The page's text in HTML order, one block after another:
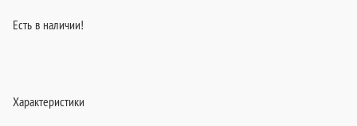
Есть в наличии!
Характеристики